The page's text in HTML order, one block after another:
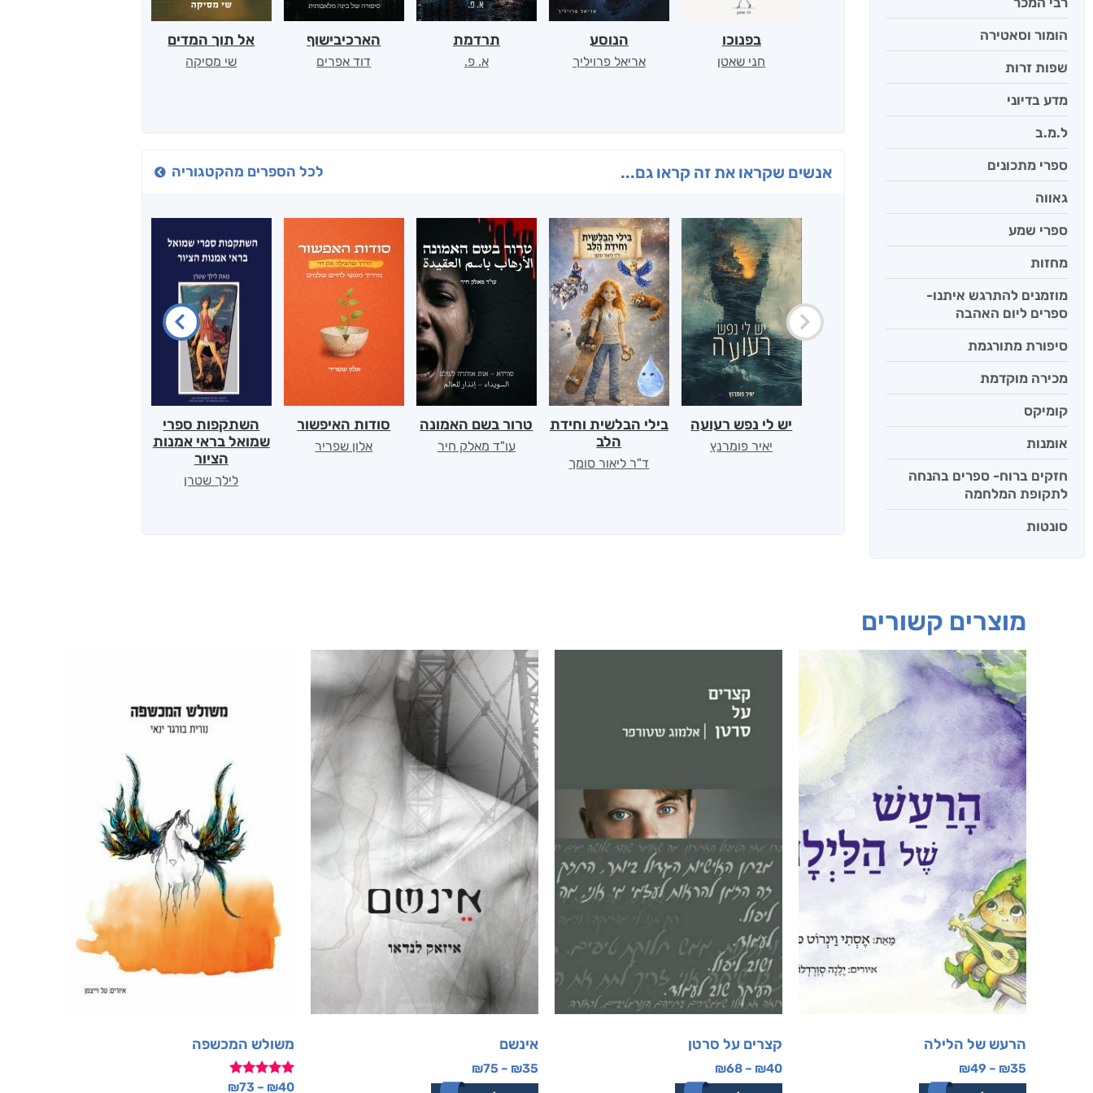
הומור וסאטירה
שפות זרות
מדע בדיוני
ל.מ.ב
ספרי מתכונים
גאווה
ספרי שמע
מחזות
מוזמנים להתרגש איתנו-
ספרים ליום האהבה
סיפורת מתורגמת
מכירה מוקדמת
קומיקס
אומנות
חזקים ברוח- ספרים בהנחה
לתקופת המלחמה
סונטות
בפנוכו
חני שאטן
הנוסע
אריאל פרויליך
תרדמת
א. פ.
הארכיבישוף
דוד אפרים
אל תוך המדים
שי מסיקה
אנשים שקראו את זה קראו גם... לכל הספרים מהקטגוריה
יש לי נפש רעועה
יאיר פומרנץ
בילי הבלשית וחידת
הלב
ד"ר ליאור סומך
טרור בשם האמונה
עו"ד מאלק חיר
סודות האיפשור
אלון שפריר
השתקפות ספרי
שמואל בראי אמנות
הציור
לילך שטרן
מוצרים קשורים
הרעש של הלילה
₪35
–
₪49
קצרים על סרטן
₪40
–
₪68
אינשם
₪35
–
₪75
משולש המכשפה
דורג₪40
–
₪73